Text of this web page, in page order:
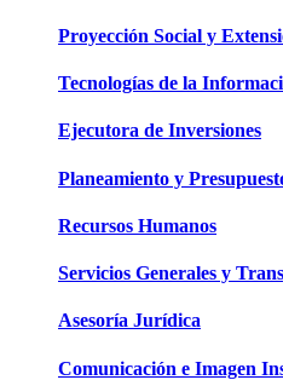
Proyección Social y
Tecnologías de la
Ejecutora de Inversiones
Planeamiento y
Recursos Humanos
Servicios Generales y
Asesoría Jurídica
Comunicación e Imagen